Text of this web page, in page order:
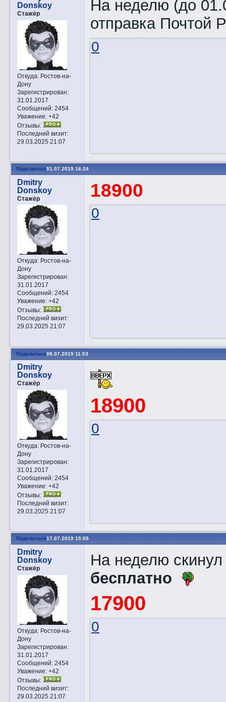
Donskoy
Стажёр
Откуда:Ростов-на-
Дону
Зарегистрирован:
31.01.2017
Сообщений:2454
Уважение: +42
Отзывы:
Последний визит:
29.03.2025 21:07
На неделю (до
отправка Почтой
0
Поделиться01.07.2019 16:24
Dmitry
Donskoy
Стажёр
Откуда:Ростов-на-
Дону
Зарегистрирован:
31.01.2017
Сообщений:2454
Уважение: +42
Отзывы:
Последний визит:
29.03.2025 21:07
18900
0
Поделиться08.07.2019 11:53
Dmitry
Donskoy
Стажёр
Откуда:Ростов-на-
Дону
Зарегистрирован:
31.01.2017
Сообщений:2454
Уважение: +42
Отзывы:
Последний визит:
29.03.2025 21:07
18900
0
Поделиться17.07.2019 15:55
Dmitry
Donskoy
Стажёр
Откуда:Ростов-на-
Дону
Зарегистрирован:
31.01.2017
Сообщений:2454
Уважение: +42
Отзывы:
Последний визит:
29.03.2025 21:07
На неделю
бесплатно
17900
0